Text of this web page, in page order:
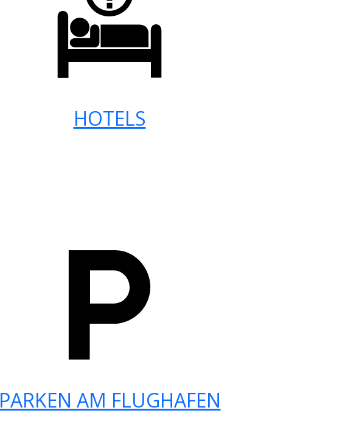
HOTELS
PARKEN AM FLUGHAFEN